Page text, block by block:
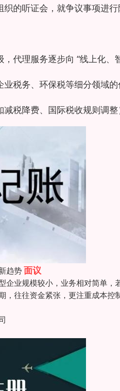
的听证会，就争议事项进行
代理服务逐步向 “线上化、
税务、环保税等细分领域的
税降费、国际税收规则调
趋势面议
企业规模较小，业务相对简单
，往往资金紧张，更注重成本